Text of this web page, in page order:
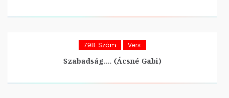
798. Szám Vers
Szabadság…. (Ácsné Gabi)